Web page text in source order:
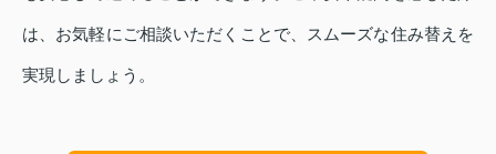
は、お気軽にご相談いただくことで、スムーズな住み替えを
実現しましょう。